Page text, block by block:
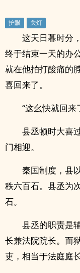
这天日暮时分
终于结束一天的办
就在他拍打酸痛的
喜回来了。
“这幺快就回来
县丞顿时大喜
门相迎。
秦国制度，县
秩六百石。县丞为
石。
县丞的职责是
长兼法院院长。而
吏，相当于法庭庭